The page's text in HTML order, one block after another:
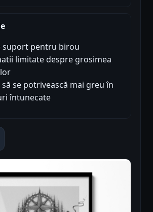
suport pentru birou
limitate despre grosimea
să se potrivească mai greu în
întunecate